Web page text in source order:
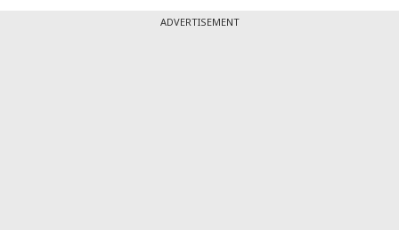
ADVERTISEMENT